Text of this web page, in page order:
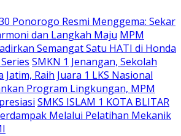
Ponorogo Resmi Menggema: Sekar
dan Langkah Maju MPM
Semangat Satu HATI di Honda
SMKN 1 Jenangan, Sekolah
Raih Juara 1 LKS Nasional
Program Lingkungan, MPM
SMKS ISLAM 1 KOTA BLITAR
Melalui Pelatihan Mekanik